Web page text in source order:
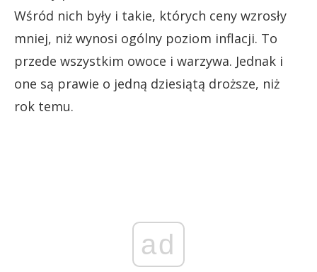
Wśród nich były i takie, których ceny wzrosły
mniej, niż wynosi ogólny poziom inflacji. To
przede wszystkim owoce i warzywa. Jednak i
one są prawie o jedną dziesiątą droższe, niż
rok temu.
ad